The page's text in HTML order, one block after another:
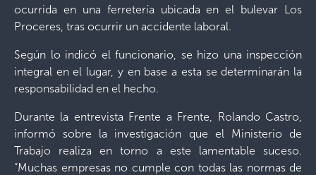
ocurrida en una ferretería ubicada en el bulevar Los
Proceres, tras ocurrir un accidente laboral.
Según lo indicó el funcionario, se hizo una inspección
integral en el lugar, y en base a esta se determinarán la
responsabilidad en el hecho.
Durante la entrevista Frente a Frente, Rolando Castro,
informó sobre la investigación que el Ministerio de
Trabajo realiza en torno a este lamentable suceso.
“Muchas empresas no cumple con todas las normas de